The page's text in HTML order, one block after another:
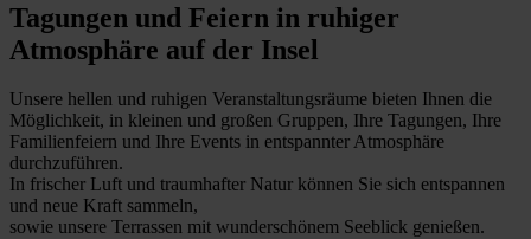
Tagungen und Feiern in ruhiger
Atmosphäre auf der Insel
Unsere hellen und ruhigen Veranstaltungsräume bieten Ihnen die
Möglichkeit, in kleinen und großen Gruppen, Ihre Tagungen, Ihre
Familienfeiern und Ihre Events in entspannter Atmosphäre
durchzuführen.
In frischer Luft und traumhafter Natur können Sie sich entspannen
und neue Kraft sammeln,
sowie unsere Terrassen mit wunderschönem Seeblick genießen.